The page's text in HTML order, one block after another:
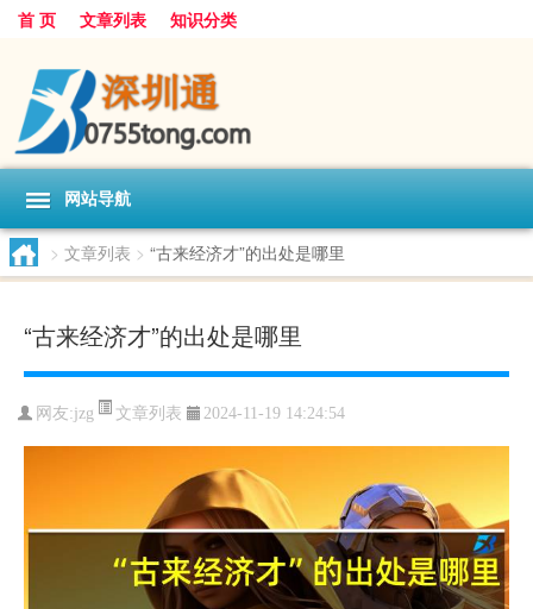
首 页 文章列表 知识分类
网站导航
> 文章列表 > “古来经济才”的出处是哪里
“古来经济才”的出处是哪里
网友:jzg 文章列表 2024-11-19 14:24:54